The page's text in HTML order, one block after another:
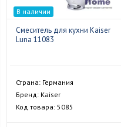
В наличии
Смеситель для кухни Kaiser
Luna 11083
Страна: Германия
Бренд: Kaiser
Код товара: 5085